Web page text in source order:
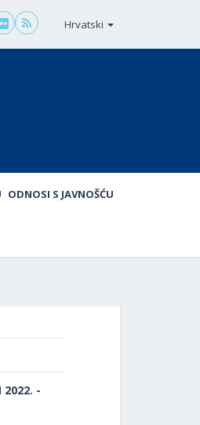
Hrvatski
ODNOSI S JAVNOŠĆU
-